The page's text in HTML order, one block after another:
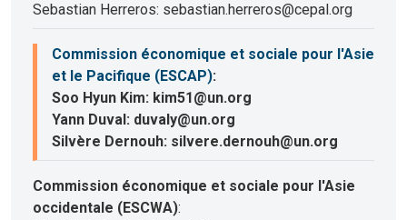
Sebastian Herreros: sebastian.herreros@cepal.org
Commission économique et sociale pour l'Asie
et le Pacifique (ESCAP):
Soo Hyun Kim: kim51@un.org
Yann Duval: duvaly@un.org
Silvère Dernouh: silvere.dernouh@un.org
Commission économique et sociale pour l'Asie
occidentale (ESCWA):